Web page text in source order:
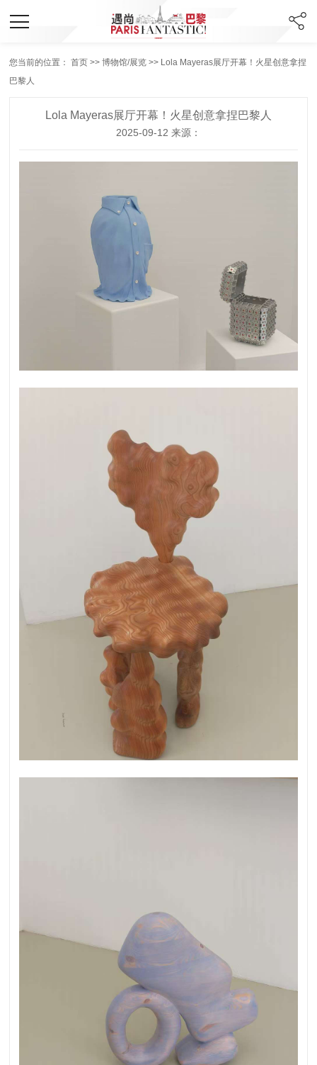
您当前的位置：首页 >>博物馆/展览 >> Lola Mayeras展厅开幕！火星创意拿捏
巴黎人
Lola Mayeras展厅开幕！火星创意拿捏巴黎人
2025-09-12 来源：